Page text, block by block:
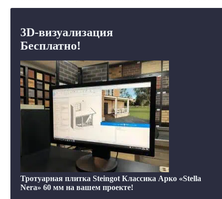
3D-визуализация
Бесплатно!
Тротуарная плитка Steingot Классика Арко «Stella
Nera» 60 мм на вашем проекте!